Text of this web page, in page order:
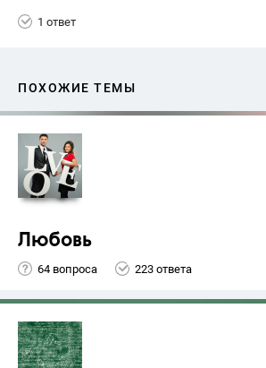
1 ответ
ПОХОЖИЕ ТЕМЫ
Любовь
64 вопроса 223 ответа